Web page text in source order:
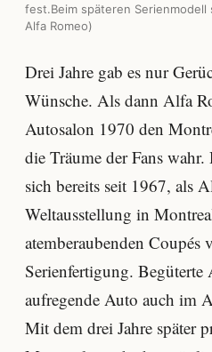
fest.Beim späteren
Alfa Romeo)
Drei Jahre gab es nur
Wünsche. Als dann Alfa
Autosalon 1970 den
die Träume der Fans
sich bereits seit 1967, als
Weltausstellung in
atemberaubenden Coupés
Serienfertigung.
aufregende Auto auch im
Mit dem drei Jahre später